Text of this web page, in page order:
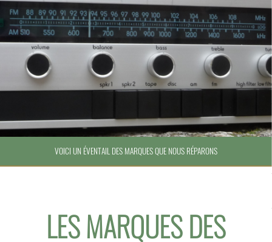
VOICI UN ÉVENTAIL DES MARQUES QUE NOUS RÉPARONS
LES MARQUES DES